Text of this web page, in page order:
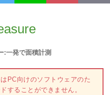
:一発で面積計測
PC向けのソフトウェアのた
することができません。